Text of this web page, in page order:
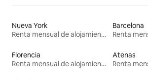
Nueva York
Renta mensual de alojamientos
Barcelona
Florencia
Renta mensual de alojamientos
Atenas